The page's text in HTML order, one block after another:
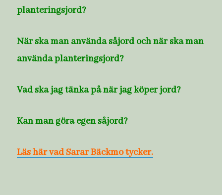
planteringsjord?
När ska man använda såjord och när ska man
använda planteringsjord?
Vad ska jag tänka på när jag köper jord?
Kan man göra egen såjord?
Läs här vad Sarar Bäckmo tycker.